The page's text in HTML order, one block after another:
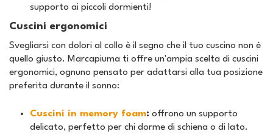
supporto ai piccoli dormienti!
Cuscini ergonomici
Svegliarsi con dolori al collo è il segno che il tuo cuscino non è
quello giusto. Marcapiuma ti offre un'ampia scelta di cuscini
ergonomici, ognuno pensato per adattarsi alla tua posizione
preferita durante il sonno:
Cuscini in memory foam: offrono un supporto
delicato, perfetto per chi dorme di schiena o di lato.